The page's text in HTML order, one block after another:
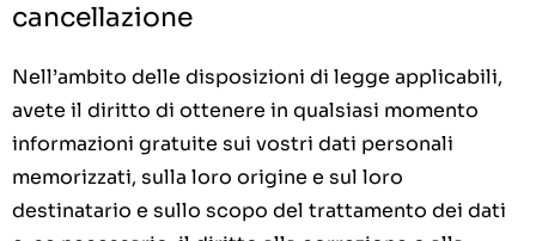
cancellazione
Nell’ambito delle disposizioni di legge applicabili,
avete il diritto di ottenere in qualsiasi momento
informazioni gratuite sui vostri dati personali
memorizzati, sulla loro origine e sul loro
destinatario e sullo scopo del trattamento dei dati